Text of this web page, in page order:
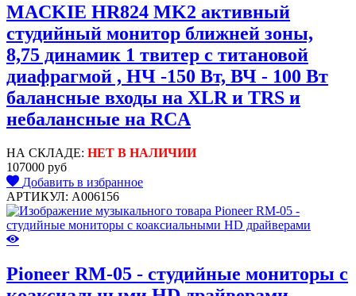
MACKIE HR824 MK2 активный
студийный монитор ближней зоны,
8,75 динамик 1 твитер с титановой
диафрагмой , НЧ -150 Вт, ВЧ - 100 Вт
балансные входы на XLR и TRS и
небалансные на RCA
НА СКЛАДЕ: НЕТ В НАЛИЧИИ
107000 руб
Добавить в избранное
АРТИКУЛ: A006156
Pioneer RM-05 - студийные мониторы с